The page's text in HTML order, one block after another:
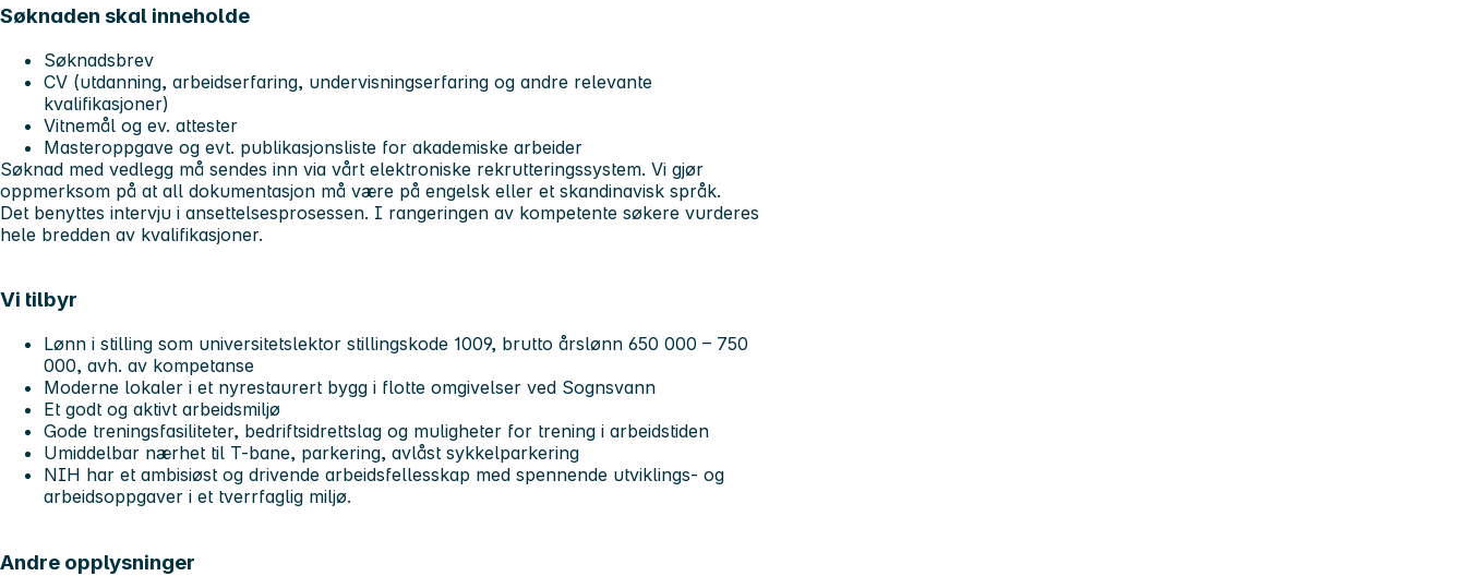
Søknaden skal inneholde
Søknadsbrev
CV (utdanning, arbeidserfaring, undervisningserfaring og andre relevante
kvalifikasjoner)
Vitnemål og ev. attester
Masteroppgave og evt. publikasjonsliste for akademiske arbeider
Søknad med vedlegg må sendes inn via vårt elektroniske rekrutteringssystem. Vi gjør
oppmerksom på at all dokumentasjon må være på engelsk eller et skandinavisk språk.
Det benyttes intervju i ansettelsesprosessen. I rangeringen av kompetente søkere vurderes
hele bredden av kvalifikasjoner.
Vi tilbyr
Lønn i stilling som universitetslektor stillingskode 1009, brutto årslønn 650 000 – 750
000, avh. av kompetanse
Moderne lokaler i et nyrestaurert bygg i flotte omgivelser ved Sognsvann
Et godt og aktivt arbeidsmiljø
Gode treningsfasiliteter, bedriftsidrettslag og muligheter for trening i arbeidstiden
Umiddelbar nærhet til T-bane, parkering, avlåst sykkelparkering
NIH har et ambisiøst og drivende arbeidsfellesskap med spennende utviklings- og
arbeidsoppgaver i et tverrfaglig miljø.
Andre opplysninger